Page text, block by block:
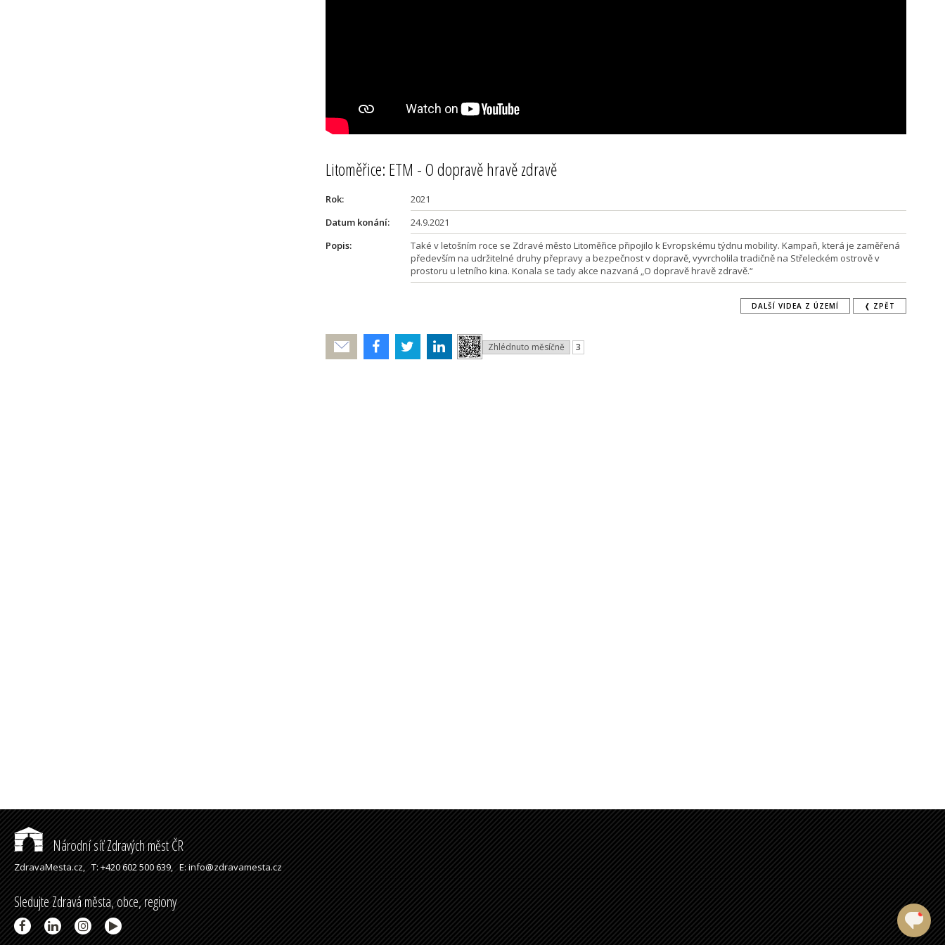
Litoměřice: ETM - O dopravě hravě zdravě
Rok:
2021
Datum konání:
24.9.2021
Popis:
Také v letošním roce se Zdravé město Litoměřice připojilo k Evropskému týdnu mobility. Kampaň, která je zaměřená
především na udržitelné druhy přepravy a bezpečnost v dopravě, vyvrcholila tradičně na Střeleckém ostrově v
prostoru u letního kina. Konala se tady akce nazvaná „O dopravě hravě zdravě.“
DALŠÍ VIDEA Z ÚZEMÍ ❬ ZPĚT
Poslat Zhlédnuto měsíčně 3
Národní síť Zdravých měst ČR
ZdravaMesta.cz,T: +420 602 500 639,E: info@zdravamesta.cz
Sledujte Zdravá města, obce, regiony